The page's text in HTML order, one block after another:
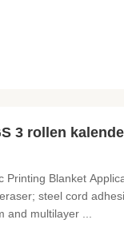
3 rollen
Blanket
steel cord
multilayer ...